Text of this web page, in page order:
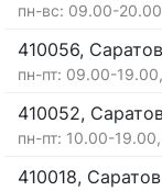
пн-вс: 09.00-20.00
410056,
пн-пт: 09.00-
410052,
пн-пт: 10.00-
410018,